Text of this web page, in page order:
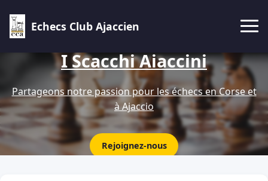
Echecs Club Ajaccien
I Scacchi Aiaccini
Partageons notre passion pour les échecs en Corse et
à Ajaccio
Rejoignez-nous